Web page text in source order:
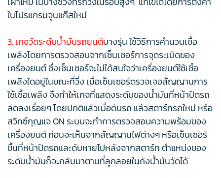
ในโปรแกรมจูนแก๊สใหม่
3. เกจวัดระดับน้ำมันรถยนต์บางรุ่น ใช้วิธีการคำนวนเชื้อ
เพลิงโดยการตรวจสอบจากเซ็นเซอร์การจุดระเบิดของ
เครื่องยนต์ ซึ่งเซ็นเซอร์จะไม่ได้สนใจว่าเครื่องยนต์ใช้เชื้อ
เพลิงใดอยู่ในขณะที่วิ่ง เมื่อเซ็นเซอร์ตรวจเจอสัญญานการ
ใช้เชื้อเพลิง จึงทำให้เกจที่แสดงระดับของน้ำมันที่หน้าปัดรถ
ลดลงเรื่อยๆ โดยปกติแล้วเมื่อดับรถ แล้วสตาร์ทรถใหม่ หรือ
สวิทซ์กุญแจ ON ระบบจะทำการตรวจสอบความพร้อมของ
เครื่องยนต์ ก่อนจะเห็นจากสัญญานไฟต่างๆ หรือเซ็นเซอร์
ขึ้นที่หน้าปัดรถและดับหายไปหลังจากสตาร์ท ตำแหน่งของ
ระดับน้ำมันก็จะกลับมาตามที่ลูกลอยในถังน้ำมันวัดได้